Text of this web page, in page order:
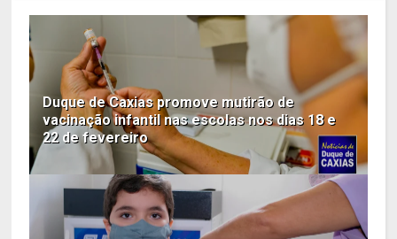
Duque de Caxias promove mutirão de
vacinação infantil nas escolas nos dias 18 e
22 de fevereiro